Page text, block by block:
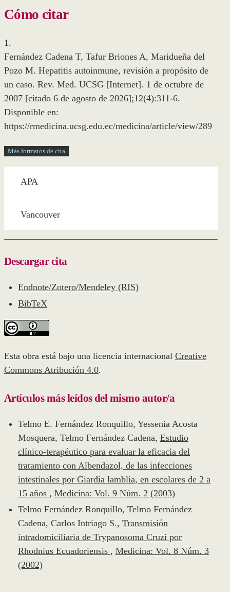
Cómo citar
1.
Fernández Cadena T, Tafur Briones A, Maridueña del
Pozo M. Hepatitis autoinmune, revisión a propósito de
un caso. Rev. Med. UCSG [Internet]. 1 de octubre de
2007 [citado 6 de agosto de 2026];12(4):311-6.
Disponible en:
https://rmedicina.ucsg.edu.ec/medicina/article/view/289
Más formatos de cita
APA
Vancouver
Descargar cita
Endnote/Zotero/Mendeley (RIS)
BibTeX
Esta obra está bajo una licencia internacional Creative
Commons Atribución 4.0.
Artículos más leídos del mismo autor/a
Telmo E. Fernández Ronquillo, Yessenia Acosta
Mosquera, Telmo Fernández Cadena, Estudio
clínico-terapéutico para evaluar la eficacia del
tratamiento con Albendazol, de las infecciones
intestinales por Giardia lamblia, en escolares de 2 a
15 años , Medicina: Vol. 9 Núm. 2 (2003)
Telmo Fernández Ronquillo, Telmo Fernández
Cadena, Carlos Intriago S., Transmisión
intradomiciliaria de Trypanosoma Cruzi por
Rhodnius Ecuadoriensis , Medicina: Vol. 8 Núm. 3
(2002)